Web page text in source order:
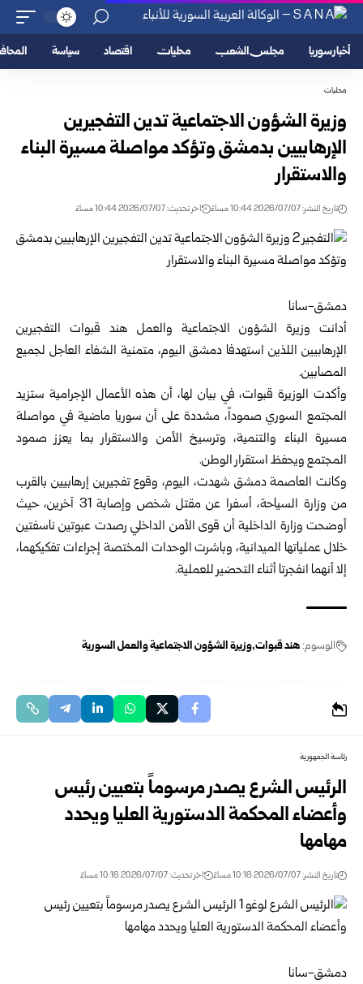
أخبار سوريا مجلس الشعب محليات اقتصاد سياسة
محليات
وزيرة الشؤون الاجتماعية تدين التفجيرين
الإرهابيين بدمشق وتؤكد مواصلة ‏مسيرة البناء
والاستقرار
تاريخ النشر: 2026/07/07 10:44 مساءً اخر تحديث: 2026/07/07 10:44 مساءً
دمشق-سانا
أدانت وزيرة الشؤون الاجتماعية والعمل هند قبوات التفجيرين
الإرهابيين ‏اللذين استهدفا دمشق اليوم، متمنية الشفاء العاجل لجميع
المصابين.‏
وأكدت الوزيرة قبوات، في بيان لها، أن هذه الأعمال الإجرامية ستزيد
‏المجتمع السوري صموداً، مشددة على أن سوريا ماضية في مواصلة
مسيرة ‏البناء والتنمية، وترسيخ الأمن والاستقرار بما يعزز صمود
المجتمع ويحفظ ‏استقرار الوطن.‏
وكانت العاصمة دمشق شهدت، اليوم، وقوع تفجيرين إرهابيين بالقرب
من ‏وزارة السياحة، أسفرا عن مقتل شخص وإصابة 31 آخرين، حيث
أوضحت ‏وزارة الداخلية أن قوى الأمن الداخلي رصدت عبوتين ناسفتين
خلال ‏عملياتها الميدانية، وباشرت الوحدات المختصة إجراءات تفكيكهما،
إلا أنهما ‏انفجرتا أثناء التحضير للعملية.‏
الوسوم:هند قبوات وزيرة الشؤون الاجتماعية والعمل السورية
رئاسة الجمهورية
الرئيس الشرع يصدر مرسوماً بتعيين رئيس
وأعضاء المحكمة الدستورية العليا ويحدد
مهامها
تاريخ النشر: 2026/07/07 10:16 مساءً اخر تحديث: 2026/07/07 10:16 مساءً
دمشق-سانا